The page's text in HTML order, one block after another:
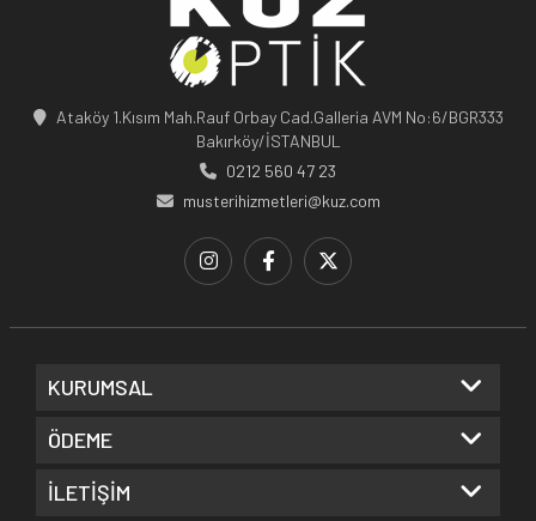
Ataköy 1.Kısım Mah.Rauf Orbay Cad.Galleria AVM No:6/BGR333
Bakırköy/İSTANBUL
0212 560 47 23
musterihizmetleri@kuz.com
KURUMSAL
ÖDEME
İLETİŞİM